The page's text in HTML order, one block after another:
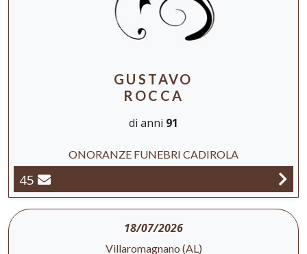
GUSTAVO
ROCCA
di anni 91
ONORANZE FUNEBRI CADIROLA
45
18/07/2026
Villaromagnano (AL)